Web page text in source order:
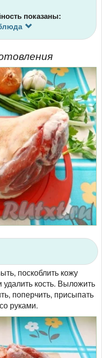
показаны:
поскоблить кожу
кость. Выложить
поперчить, присыпать
руками.